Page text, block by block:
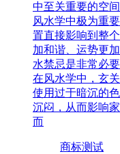
中至关重要的空
风水学中极为重
置直接影响到整
加和谐、运势更
水禁忌是非常必
在风水学中，玄
使用过于暗沉的
沉闷，从而影响
而
商标测试